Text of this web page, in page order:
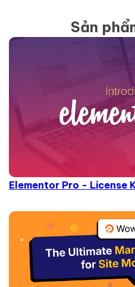
Sản
Elementor Pro - License